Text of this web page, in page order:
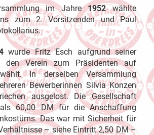
im Jahre1952wählte
zum 2. Vorsitzenden und Paul
wurde Fritz Esch aufgrund seiner
den Verein zum Präsidenten auf
In derselben Versammlung
Bewerberinnen Silvia Konzen
ausgelost. Die Gesellschaft
60,00 DM für die Anschaffung
Das war mit Sicherheit für
– siehe Eintritt 2,50 DM –